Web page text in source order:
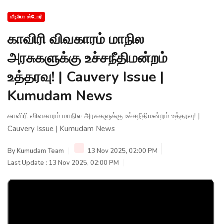
வீடியோ ஸ்டோரி
காவிரி விவகாரம் மாநில
அரசுகளுக்கு உச்சநீதிமன்றம்
உத்தரவு! | Cauvery Issue |
Kumudam News
காவிரி விவகாரம் மாநில அரசுகளுக்கு உச்சநீதிமன்றம் உத்தரவு! |
Cauvery Issue | Kumudam News
ByKumudam Team
13 Nov 2025, 02:00 PM
Last Update : 13 Nov 2025, 02:00 PM